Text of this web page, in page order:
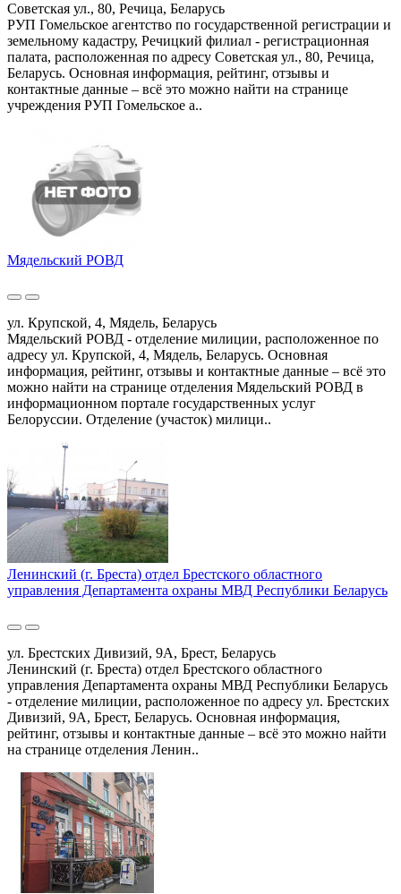
Советская ул., 80, Речица, Беларусь
РУП Гомельское агентство по государственной регистрации и
земельному кадастру, Речицкий филиал - регистрационная
палата, расположенная по адресу Советская ул., 80, Речица,
Беларусь. Основная информация, рейтинг, отзывы и
контактные данные – всё это можно найти на странице
учреждения РУП Гомельское а..
Мядельский РОВД
ул. Крупской, 4, Мядель, Беларусь
Мядельский РОВД - отделение милиции, расположенное по
адресу ул. Крупской, 4, Мядель, Беларусь. Основная
информация, рейтинг, отзывы и контактные данные – всё это
можно найти на странице отделения Мядельский РОВД в
информационном портале государственных услуг
Белоруссии. Отделение (участок) милици..
Ленинский (г. Бреста) отдел Брестского областного
управления Департамента охраны МВД Республики Беларусь
ул. Брестских Дивизий, 9А, Брест, Беларусь
Ленинский (г. Бреста) отдел Брестского областного
управления Департамента охраны МВД Республики Беларусь
- отделение милиции, расположенное по адресу ул. Брестских
Дивизий, 9А, Брест, Беларусь. Основная информация,
рейтинг, отзывы и контактные данные – всё это можно найти
на странице отделения Ленин..